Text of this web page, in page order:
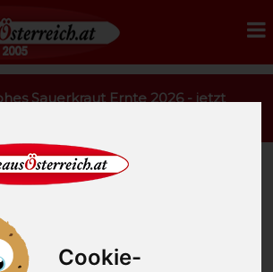
Cookie-
Sauerkraut Ernte 2026 - jetzt
Kasanova Almkäse